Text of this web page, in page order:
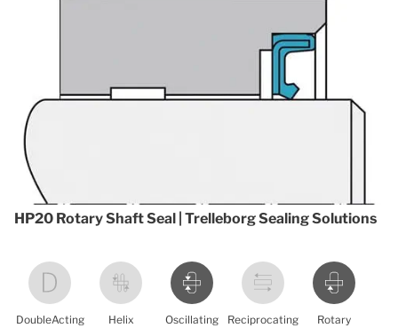
HP20 Rotary Shaft Seal | Trelleborg Sealing Solutions
DoubleActing Helix Oscillating Reciprocating Rotary